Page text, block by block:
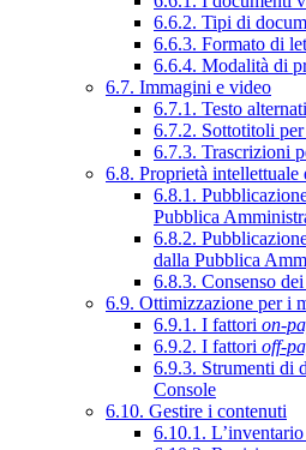
6.6.2. Tipi di
6.6.3. Formato di
6.6.4. Modalità di
6.7. Immagini e video
6.7.1. Testo
6.7.2. Sottotitoli
6.7.3. Trascrizioni
6.8. Proprietà intellettuale
6.8.1.
Pubblica
6.8.2.
dalla Pubblica
6.8.3. Consenso
6.9. Ottimizzazione per i
6.9.1. I fattori on-
6.9.2. I fattori off-
6.9.3. Strumenti di
Console
6.10. Gestire i contenuti
6.10.1.